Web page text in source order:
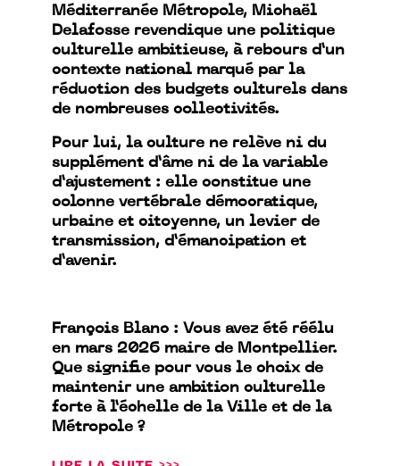
Méditerranée Métropole, Michaël
Delafosse revendique une politique
culturelle ambitieuse, à rebours d’un
contexte national marqué par la
réduction des budgets culturels dans
de nombreuses collectivités.
Pour lui, la culture ne relève ni du
supplément d’âme ni de la variable
d’ajustement : elle constitue une
colonne vertébrale démocratique,
urbaine et citoyenne, un levier de
transmission, d’émancipation et
d’avenir.
François Blanc : Vous avez été réélu
en mars 2026 maire de Montpellier.
Que signifie pour vous le choix de
maintenir une ambition culturelle
forte à l’échelle de la Ville et de la
Métropole ?